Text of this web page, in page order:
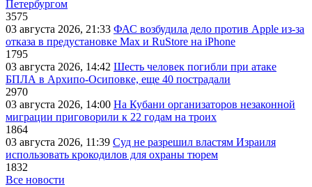
Петербургом
3575
03 августа 2026, 21:33 ФАС возбудила дело против Apple из-за
отказа в предустановке Max и RuStore на iPhone
1795
03 августа 2026, 14:42 Шесть человек погибли при атаке
БПЛА в Архипо-Осиповке, еще 40 пострадали
2970
03 августа 2026, 14:00 На Кубани организаторов незаконной
миграции приговорили к 22 годам на троих
1864
03 августа 2026, 11:39 Суд не разрешил властям Израиля
использовать крокодилов для охраны тюрем
1832
Все новости